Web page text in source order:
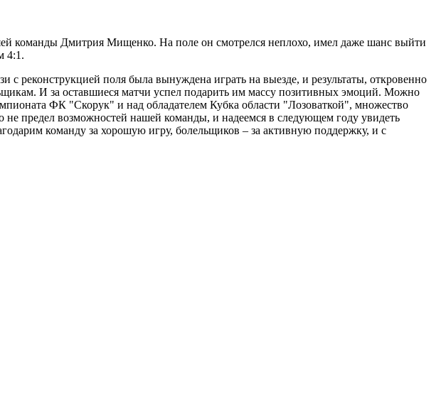
команды Дмитрия Мищенко. На поле он смотрелся неплохо, имел даже шанс выйти
4:1.
реконструкцией поля была вынуждена играть на выезде, и результаты, откровенно
И за оставшиеся матчи успел подарить им массу позитивных эмоций. Можно
ФК "Скорук" и над обладателем Кубка области "Лозоваткой", множество
предел возможностей нашей команды, и надеемся в следующем году увидеть
команду за хорошую игру, болельщиков – за активную поддержку, и с